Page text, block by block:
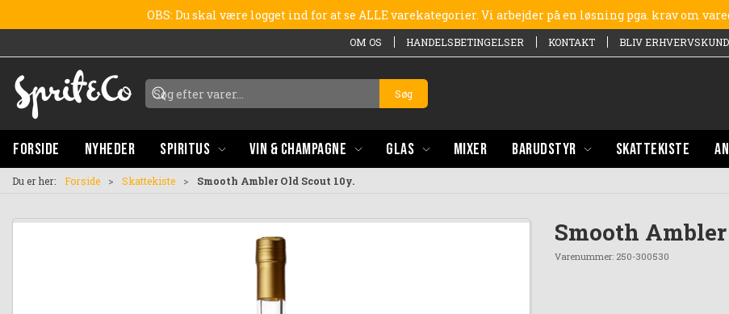
OBS: Du skal være logget ind for at se ALLE varekategorier. Vi arbejder på en løsning pga. krav om
OM OS HANDELSBETINGELSER KONTAKT BLIV
Søg
FORSIDE NYHEDER SPIRITUS VIN & CHAMPAGNE GLAS MIXER BARUDSTYR SKATTEKISTE
Du er her: Forside Skattekiste Smooth Ambler Old Scout 10y.
Smooth
Varenummer: 250-300530